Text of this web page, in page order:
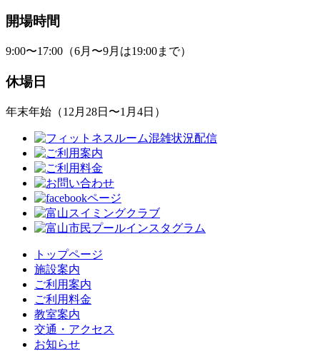
開場時間
9:00〜17:00（6月〜9月は19:00まで）
休場日
年末年始（12月28日〜1月4日）
トップページ
施設案内
ご利用案内
ご利用料金
教室案内
交通・アクセス
お知らせ